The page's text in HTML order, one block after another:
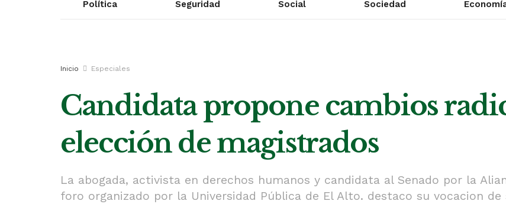
Política Seguridad Social Sociedad
Inicio Especiales
Candidata propone cambios
elección de magistrados
La abogada, activista en derechos humanos y candidata al Senado por la
foro organizado por la Universidad Pública de El Alto. destaco su vocacion